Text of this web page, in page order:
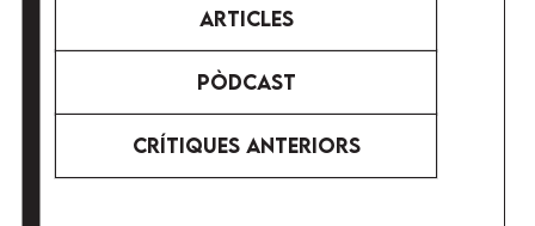
ARTiCLES
PÒDCAST
CRÍTiQUES ANTERiORS